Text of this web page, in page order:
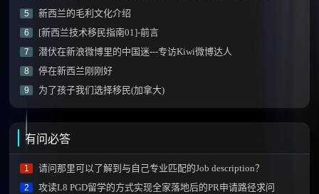
5 新西兰的毛利文化介绍
6 [新西兰技术移民指南01]-前言
7 潜伏在新浪微博里的中国迷---专访Kiwi微博达人
8 停在新西兰刚刚好
9 为了孩子我们选择移民(加拿大)
有问必答
1 请问那里可以了解到与自己专业匹配的Job description？
2 攻读L8 PGD留学的方式实现全家落地后的PR申请路径求问